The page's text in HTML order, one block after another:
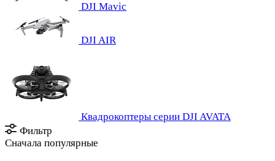
DJI Mavic
DJI AIR
Квадрокоптеры серии DJI AVATA
Фильтр
Сначала популярные